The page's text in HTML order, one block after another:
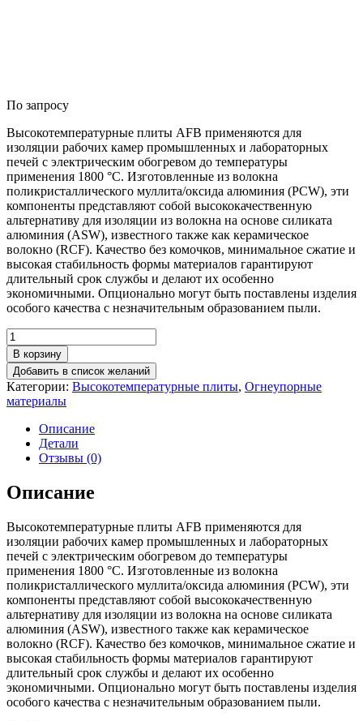
По запросу
Высокотемпературные плиты AFB применяются для
изоляции рабочих камер промышленных и лабораторных
печей с электрическим обогревом до температуры
применения 1800 °C. Изготовленные из волокна
поликристаллического муллита/оксида алюминия (PCW), эти
компоненты представляют собой высококачественную
альтернативу для изоляции из волокна на основе силиката
алюминия (ASW), известного также как керамическое
волокно (RCF). Качество без комочков, минимальное сжатие и
высокая стабильность формы материалов гарантируют
длительный срок службы и делают их особенно
экономичными. Опционально могут быть поставлены изделия
особого качества с незначительным образованием пыли.
Количество
товара
Плита
AFB
1800-
500
1000x600x100
В корзину
Добавить в список желаний
Категории: Высокотемпературные плиты, Огнеупорные
материалы
Описание
Детали
Отзывы (0)
Описание
Высокотемпературные плиты AFB применяются для
изоляции рабочих камер промышленных и лабораторных
печей с электрическим обогревом до температуры
применения 1800 °C. Изготовленные из волокна
поликристаллического муллита/оксида алюминия (PCW), эти
компоненты представляют собой высококачественную
альтернативу для изоляции из волокна на основе силиката
алюминия (ASW), известного также как керамическое
волокно (RCF). Качество без комочков, минимальное сжатие и
высокая стабильность формы материалов гарантируют
длительный срок службы и делают их особенно
экономичными. Опционально могут быть поставлены изделия
особого качества с незначительным образованием пыли.